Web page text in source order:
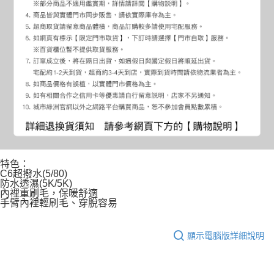
特色：
C6超撥水(5/80)
防水透濕(5K/5K)
內裡重刷毛，保暖舒適
手臂內裡輕刷毛、穿脫容易
顯示電腦版詳細說明